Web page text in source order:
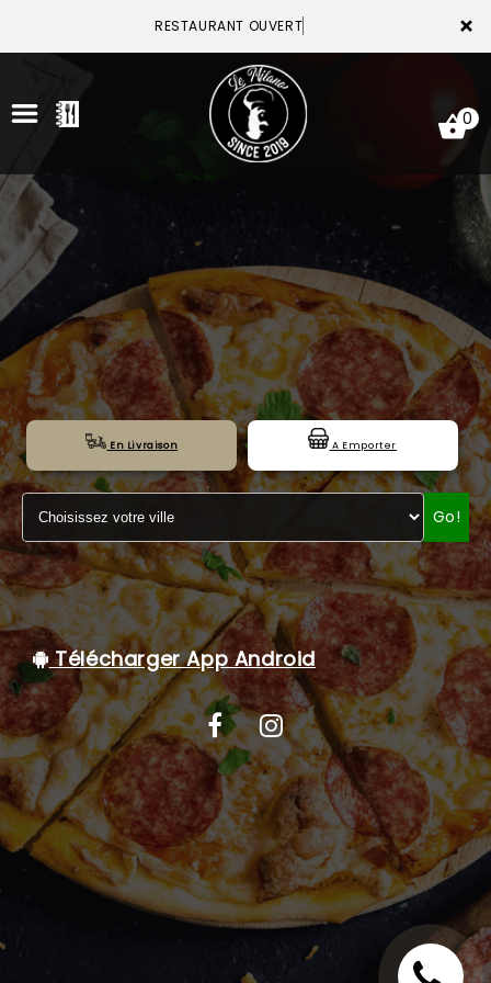
×
RESTAURANT OUVERT
ACCUEIL
LA CARTE
VOTRE COMPTE
NOTRE RESTAURANT
VOS AVIS
MENTIONS LÉGALES
C.G.V
0
En Livraison A Emporter
Go!
Télécharger App Android